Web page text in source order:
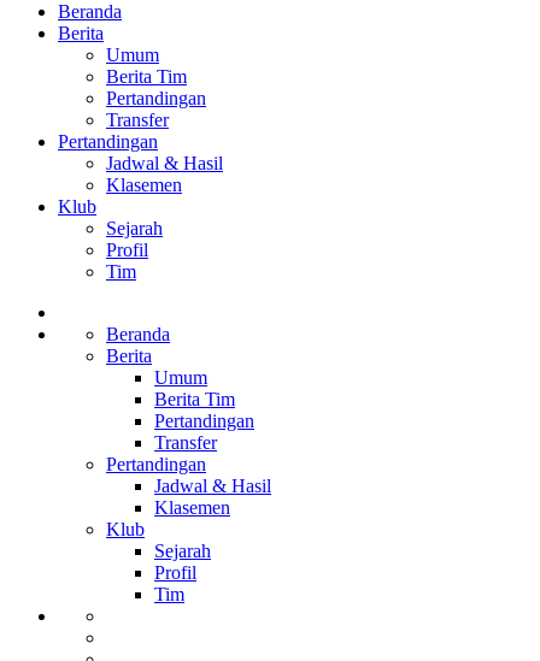
Beranda
Berita
Umum
Berita Tim
Pertandingan
Transfer
Pertandingan
Jadwal & Hasil
Klasemen
Klub
Sejarah
Profil
Tim
Beranda
Berita
Umum
Berita Tim
Pertandingan
Transfer
Pertandingan
Jadwal & Hasil
Klasemen
Klub
Sejarah
Profil
Tim